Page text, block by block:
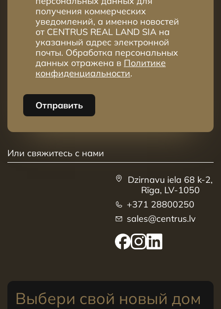
получения коммерческих
уведомлений, а именно новостей
от CENTRUS REAL LAND SIA на
указанный адрес электронной
почты. Обработка персональных
данных отражена в Политике
конфиденциальности.
Отправить
Или свяжитесь с нами
Dzirnavu iela 68 k-2,
Rīga, LV-1050
+371 28800250
sales@centrus.lv
Выбери свой новый дом